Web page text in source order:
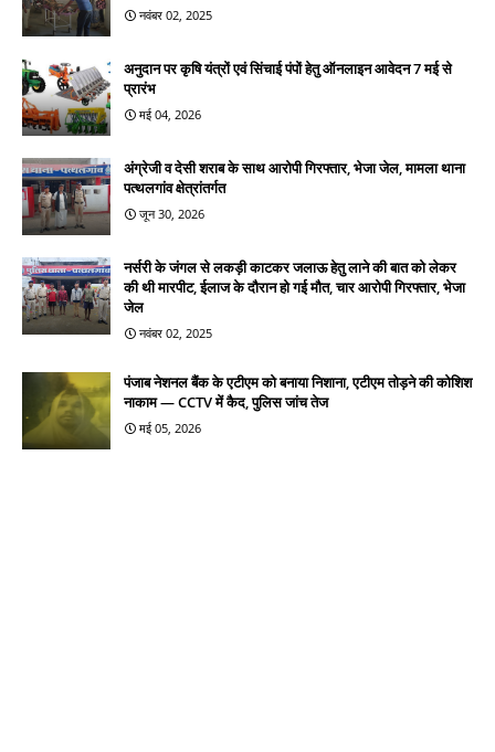
नवंबर 02, 2025
अनुदान पर कृषि यंत्रों एवं सिंचाई पंपों हेतु ऑनलाइन आवेदन 7 मई से
प्रारंभ
मई 04, 2026
अंग्रेजी व देसी शराब के साथ आरोपी गिरफ्तार, भेजा जेल, मामला थाना
पत्थलगांव क्षेत्रांतर्गत
जून 30, 2026
नर्सरी के जंगल से लकड़ी काटकर जलाऊ हेतु लाने की बात को लेकर
की थी मारपीट, ईलाज के दौरान हो गई मौत, चार आरोपी गिरफ्तार, भेजा
जेल
नवंबर 02, 2025
पंजाब नेशनल बैंक के एटीएम को बनाया निशाना, एटीएम तोड़ने की कोशिश
नाकाम — CCTV में कैद, पुलिस जांच तेज
मई 05, 2026